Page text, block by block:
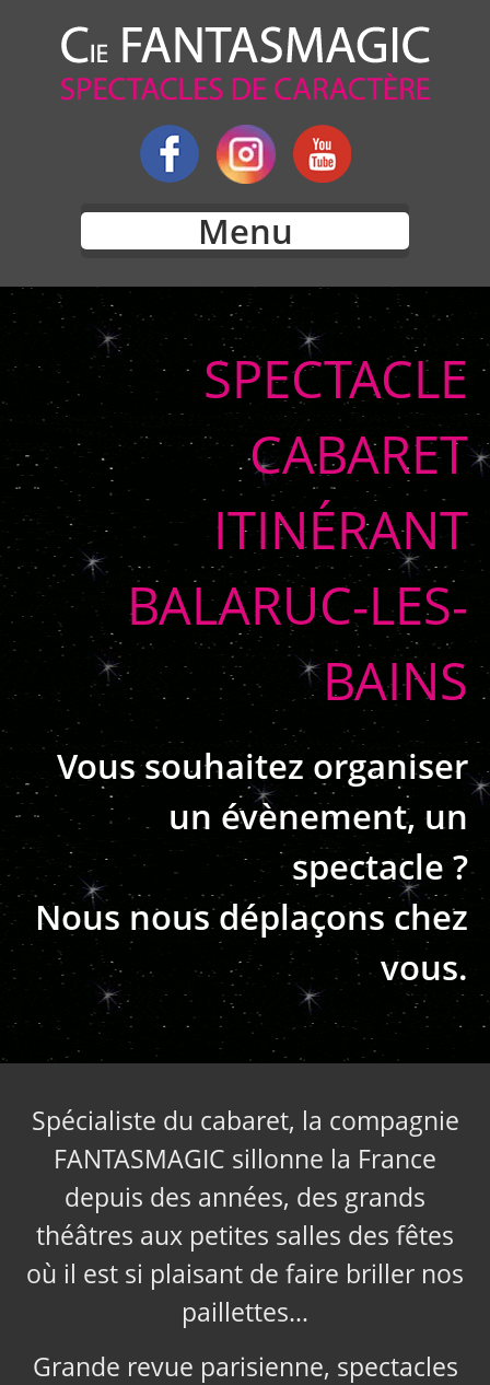
Menu
SPECTACLE
CABARET
ITINÉRANT
BALARUC-LES-
BAINS
Vous souhaitez organiser
un évènement, un
spectacle ?
Nous nous déplaçons chez
vous.
Spécialiste du cabaret, la compagnie
FANTASMAGIC sillonne la France
depuis des années, des grands
théâtres aux petites salles des fêtes
où il est si plaisant de faire briller nos
paillettes…
Grande revue parisienne, spectacles